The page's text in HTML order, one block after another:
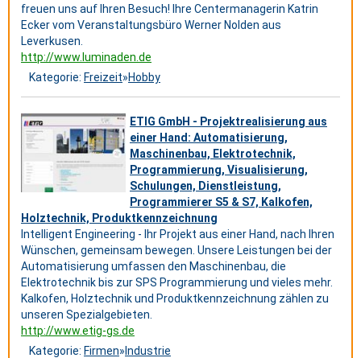
freuen uns auf Ihren Besuch! Ihre Centermanagerin Katrin
Ecker vom Veranstaltungsbüro Werner Nolden aus
Leverkusen.
http://www.luminaden.de
Kategorie: Freizeit»Hobby
ETIG GmbH - Projektrealisierung aus
einer Hand: Automatisierung,
Maschinenbau, Elektrotechnik,
Programmierung, Visualisierung,
Schulungen, Dienstleistung,
Programmierer S5 & S7, Kalkofen,
Holztechnik, Produktkennzeichnung
Intelligent Engineering - Ihr Projekt aus einer Hand, nach Ihren
Wünschen, gemeinsam bewegen. Unsere Leistungen bei der
Automatisierung umfassen den Maschinenbau, die
Elektrotechnik bis zur SPS Programmierung und vieles mehr.
Kalkofen, Holztechnik und Produktkennzeichnung zählen zu
unseren Spezialgebieten.
http://www.etig-gs.de
Kategorie: Firmen» Industrie